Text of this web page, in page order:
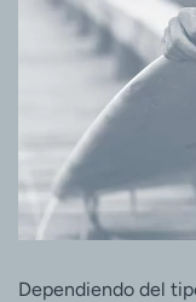
Dependiendo del